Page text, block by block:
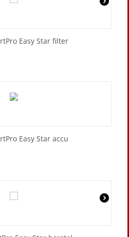
Easy Star filter
Easy Star accu